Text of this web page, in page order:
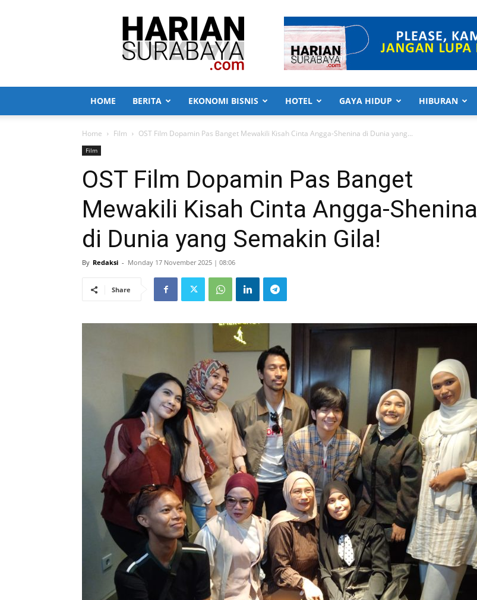
Harian
Surabaya
HOME BERITA EKONOMI BISNIS HOTEL GAYA HIDUP HIBURAN
Home Film OST Film Dopamin Pas Banget Mewakili Kisah Cinta Angga-Shenina di Dunia yang...
Film
OST Film Dopamin Pas Banget
Mewakili Kisah Cinta Angga-Shenina
di Dunia yang Semakin Gila!
By Redaksi - Monday 17 November 2025 | 08:06
Share